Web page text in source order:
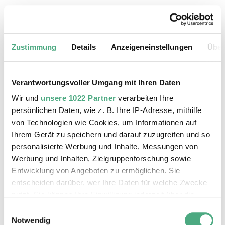
Zustimmung Details Anzeigeneinstellungen
Verantwortungsvoller Umgang mit Ihren Daten
Wir und unsere 1022 Partner verarbeiten Ihre
persönlichen Daten, wie z. B. Ihre IP-Adresse, mithilfe
von Technologien wie Cookies, um Informationen auf
Ihrem Gerät zu speichern und darauf zuzugreifen und so
personalisierte Werbung und Inhalte, Messungen von
Werbung und Inhalten, Zielgruppenforschung sowie
Entwicklung von Angeboten zu ermöglichen. Sie
entscheiden darüber, wer Ihre Daten für welche Zwecke
Trigger Symbol ändern oder widerrufen
Notwendig
ÖFFENTLICHE FÜHRUNG
Der Erzschrägaufzug der Völklinger Hütte mit
Copyright: Weltkulturerbe Völklinger Hütte | Karl
©
Das Weltkulturerbe Völklinger Hütte